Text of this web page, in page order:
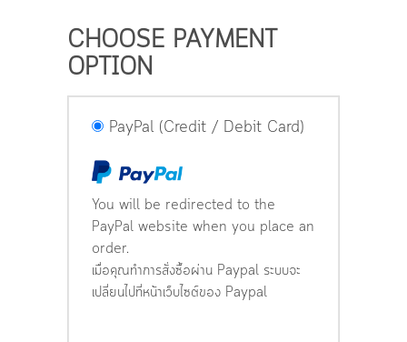
CHOOSE PAYMENT
OPTION
PayPal (Credit / Debit Card)
You will be redirected to the
PayPal website when you place an
order.
เมื่อคุณทำการสั่งซื้อผ่าน Paypal ระบบจะ
เปลี่ยนไปที่หน้าเว็บไซต์ของ Paypal